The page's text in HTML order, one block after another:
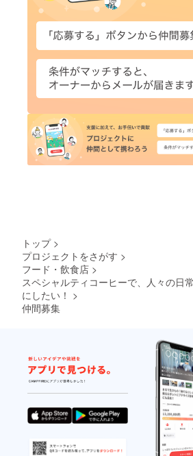
トップ >
プロジェクトをさがす >
フード・飲食店 >
スペシャルティコーヒーで、人々の日
にしたい！ >
仲間募集